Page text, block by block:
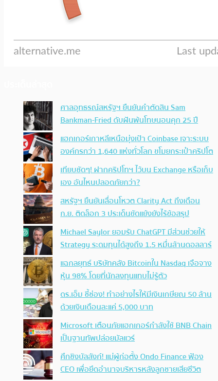
ศาลอุทธรณ์สหรัฐฯ ยืนยันคำตัดสิน Sam
Bankman-Fried ดับฝันพ้นโทษนอนคุก 25 ปี
แฮกเกอร์เกาหลีเหนือมุ่งเป้า Coinbase เจาะระบบ
องค์กรกว่า 1,640 แห่งทั่วโลก ขโมยกระเป๋าคริปโต
เทียบชัดๆ! ฝากคริปโทฯ ไว้บน Exchange หรือเก็บ
เอง อันไหนปลอดภัยกว่า?
สหรัฐฯ ยืนยันเลื่อนโหวต Clarity Act ถึงเดือน
ก.ย. ติดล็อก 3 ประเด็นขัดแย้งยังไร้ข้อสรุป
Michael Saylor ยอมรับ ChatGPT มีส่วนช่วยให้
Strategy ระดมทุนได้สูงถึง 1.5 หมื่นล้านดอลลาร์
แฉกลยุทธ์ บริษัทคลัง Bitcoinใน Nasdaq เจือจาง
หุ้น 98% โดยที่นักลงทุนแทบไม่รู้ตัว
ดร.เอ็ม ชี้ช่อง! ทำอย่างไรให้มีเงินเกษียณ 50 ล้าน
ด้วยเงินเดือนละแค่ 5,000 บาท
Microsoft เตือนภัยแฮกเกอร์กำลังใช้ BNB Chain
เป็นฐานทัพปล่อยมัลแวร์
ศึกชิงบัลลังก์! แม่ผู้ก่อตั้ง Ondo Finance ฟ้อง
CEO เพื่อยึดอำนาจบริหารหลังลูกชายเสียชีวิต